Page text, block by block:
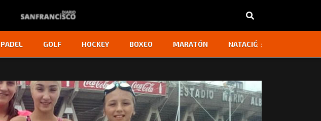
PADEL GOLF HOCKEY BOXEO MARATÓN NATACIÓN
‹ ›